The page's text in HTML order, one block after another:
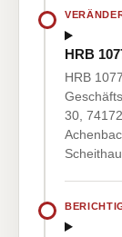
HRB
HRB
30,